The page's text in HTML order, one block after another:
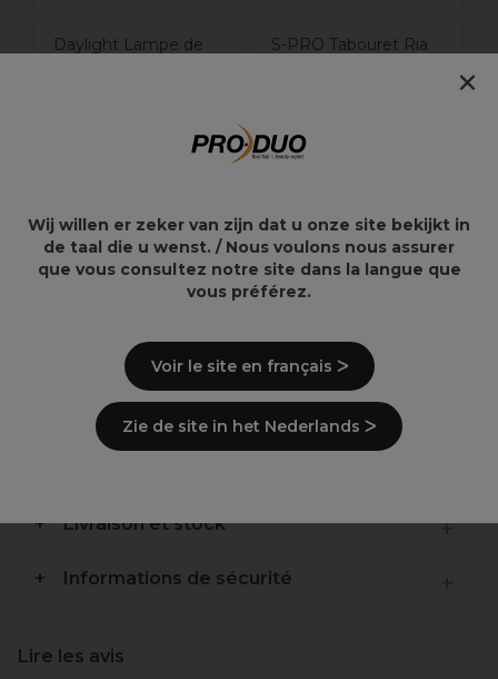
Daylight Lampe de
74,09€
S-PRO Tabouret Ria
68,87€
Base chromée 5 étoiles
Réglage hydraulique de la hauteur
Roulette glissantes
Réhausseur de siège doux
Livraison et stock
Informations de sécurité
Lire les avis
Wij willen er zeker van zijn dat u onze site bekijkt in
de taal die u wenst. / Nous voulons nous assurer
que vous consultez notre site dans la langue que
vous préférez.
Voir le site en français ᐳ
Zie de site in het Nederlands ᐳ
×